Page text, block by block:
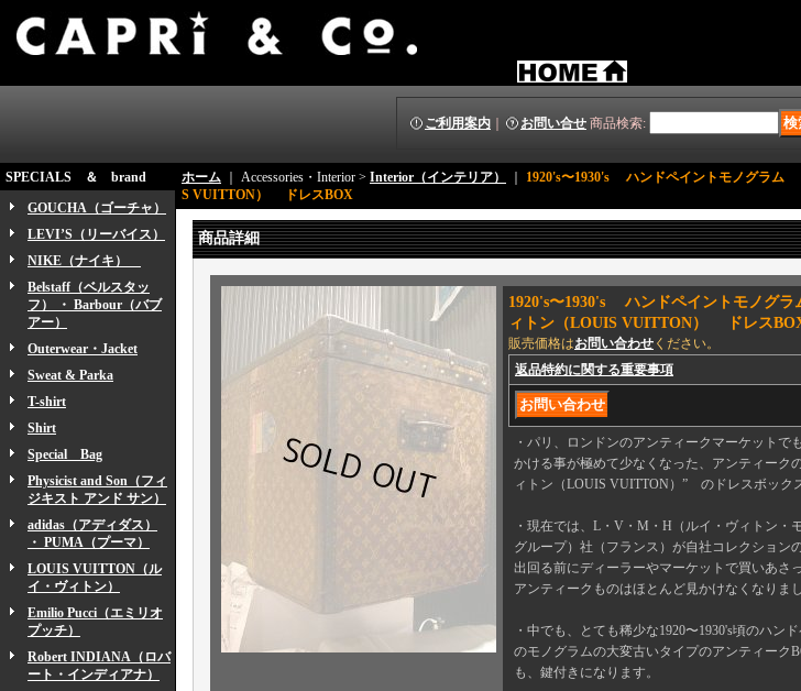
ご利用案内 お問い合せ 商品検索:
SPECIALS ＆ brand
GOUCHA（ゴーチャ）
LEVI’S（リーバイス）
NIKE（ナイキ）
Belstaff（ベルスタッ
フ） ・ Barbour（バブ
アー）
Outerwear・Jacket
Sweat & Parka
T-shirt
Shirt
Special Bag
Physicist and Son（フィ
ジキスト アンド サン）
adidas（アディダス）
・ PUMA（プーマ）
LOUIS VUITTON（ル
イ・ヴィトン）
Emilio Pucci（エミリオ
プッチ）
Robert INDIANA（ロバ
ート・インディアナ）
ホーム ｜ Accessories・Interior > Interior（インテリア）
1920's〜1930's ハンドペイントモノグラム
S VUITTON） ドレスBOX
商品詳細
1920's〜1930's ハンドペイントモノグ
ィトン（LOUIS VUITTON） ドレス
販売価格はお問い合わせ ください。
返品特約に関する重要事項
・パリ、ロンドンのアンティークマーケットで
かける事が極めて少なくなった、アンティー
ィトン（LOUIS VUITTON）” のドレスボック
・現在では、L・V・M・H（ルイ・ヴィトン・
グループ）社（フランス）が自社コレクション
出回る前にディーラーやマーケットで買いあさ
アンティークものはほとんど見かけなくなりまし
・中でも、とても稀少な1920〜1930's頃のハン
のモノグラムの大変古いタイプのアンティーク
も、鍵付きになります。